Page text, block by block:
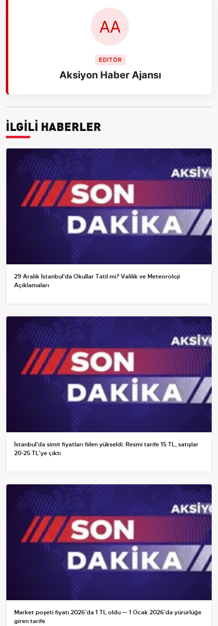
EDİTÖR
Aksiyon Haber Ajansı
İLGİLİ HABERLER
29 Aralık İstanbul'da Okullar Tatil mi? Valilik ve Meteoroloji
Açıklamaları
İstanbul'da simit fiyatları fiilen yükseldi: Resmi tarife 15 TL, satışlar
20-25 TL'ye çıktı
Market poşeti fiyatı 2026'da 1 TL oldu — 1 Ocak 2026'da yürürlüğe
giren tarife